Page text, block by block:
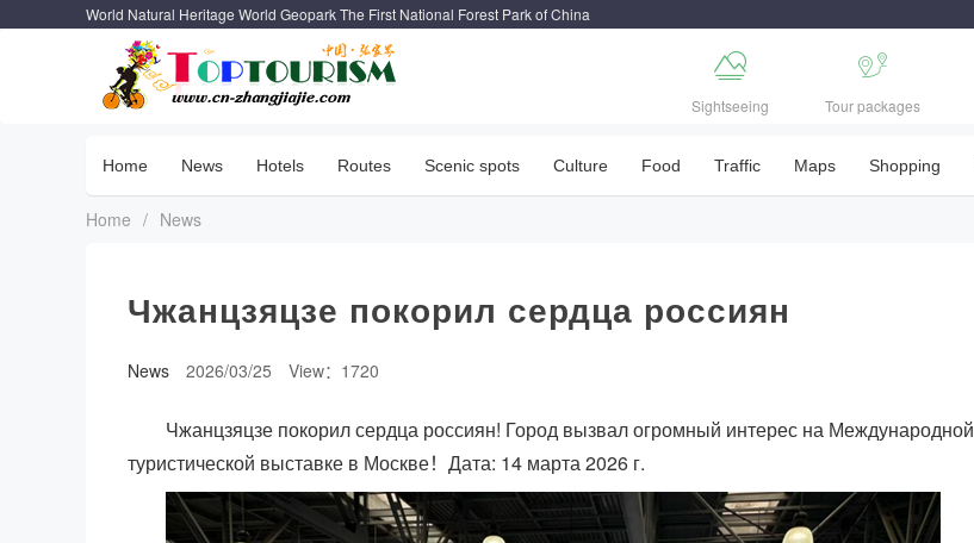
World Natural Heritage World Geopark The First National Forest Park of China

Sightseeing

Tour packages
Home News Hotels Routes Scenic spots Culture Food Traffic Maps Shopping
Home / News
Чжанцзяцзе покорил сердца россиян
News 2026/03/25 View：1720
Чжанцзяцзе покорил сердца россиян! Город вызвал огромный интерес на Международной
туристической выставке в Москве！Дата: 14 марта 2026 г.